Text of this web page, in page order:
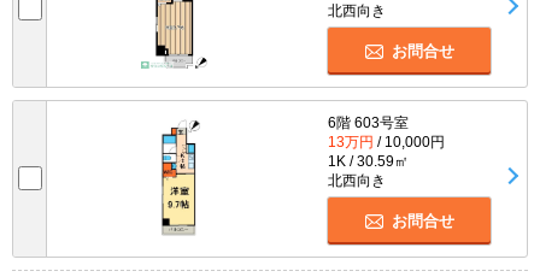
北西向き
お問合せ
6階 603号室
13万円 / 10,000円
1K / 30.59㎡
北西向き
お問合せ